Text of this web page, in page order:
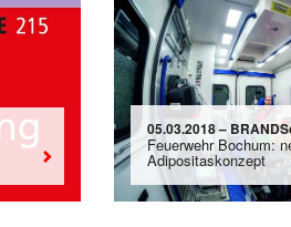
05.03.2018 –
Feuerwehr Bochum:
Adipositaskonzept